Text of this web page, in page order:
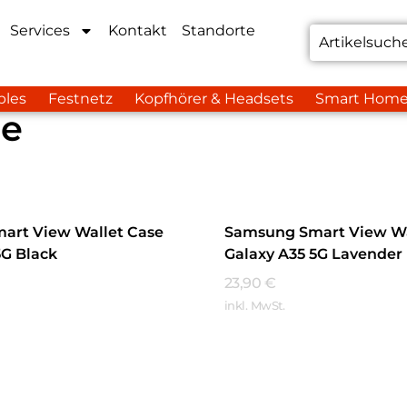
Services Kontakt Standorte
Festnetz Kopfhörer & Headsets Smart
View Wallet Case
Black
Samsung Smart View
Galaxy A35 5G Lavender
23,90 €
inkl. MwSt.